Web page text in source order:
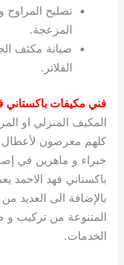
تصليح
المزعجة.
صيانة مكثف
الفلاتر.
فني مكيفات باكستاني
المكيف المنزلي او
كلهم معرضون لأعطال
خبراء و ماهرين في
باكستاني فهد الاحمد
بالإضافة الى العديد
المتنوعة من تركيب و
الخدمات.